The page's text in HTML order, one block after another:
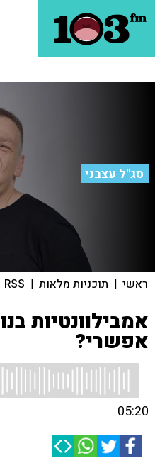
סג"ל עצבני
ראשי | תוכניות מלאות |
RSS
אמבילוונטיות
אפשרי?
05:20